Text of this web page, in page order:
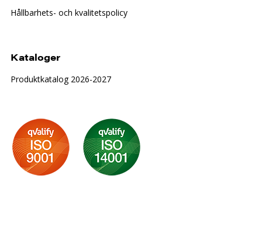
Hållbarhets- och kvalitetspolicy
Kataloger
Produktkatalog 2026-2027